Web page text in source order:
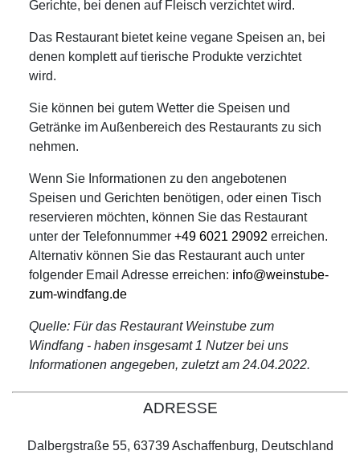
Gerichte, bei denen auf Fleisch verzichtet wird.
Das Restaurant bietet keine vegane Speisen an, bei
denen komplett auf tierische Produkte verzichtet
wird.
Sie können bei gutem Wetter die Speisen und
Getränke im Außenbereich des Restaurants zu sich
nehmen.
Wenn Sie Informationen zu den angebotenen
Speisen und Gerichten benötigen, oder einen Tisch
reservieren möchten, können Sie das Restaurant
unter der Telefonnummer +49 6021 29092 erreichen.
Alternativ können Sie das Restaurant auch unter
folgender Email Adresse erreichen: info@weinstube-
zum-windfang.de
Quelle: Für das Restaurant Weinstube zum
Windfang - haben insgesamt 1 Nutzer bei uns
Informationen angegeben, zuletzt am 24.04.2022.
ADRESSE
Dalbergstraße 55, 63739 Aschaffenburg, Deutschland